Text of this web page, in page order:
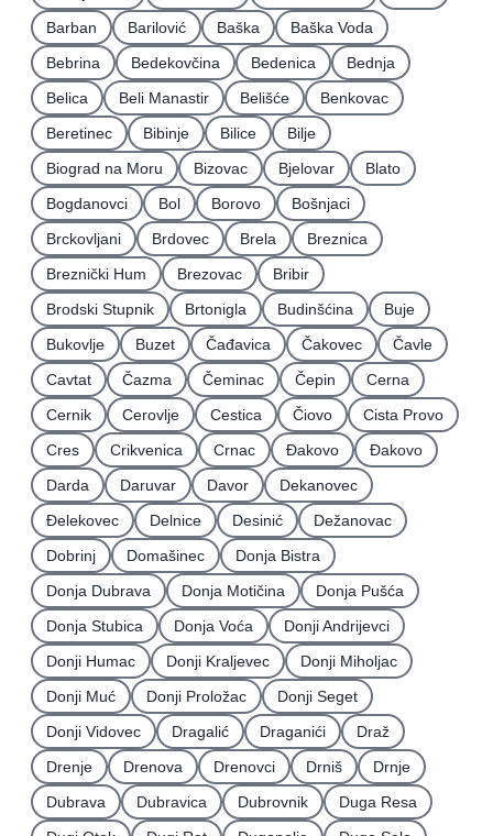
Barban
Barilović Baška
Baška Voda
Bebrina
Bedekovčina Bedenica
Bednja
Belica
Beli Manastir Belišće
Benkovac
Beretinec
Bibinje Bilice
Bilje
Biograd na Moru
Bizovac Bjelovar
Blato
Bogdanovci
Bol Borovo
Bošnjaci
Brckovljani
Brdovec Brela
Breznica
Breznički Hum
Brezovac
Bribir
Brodski Stupnik
Brtonigla Budinšćina
Buje
Bukovlje
Buzet Čađavica Čakovec
Čavle
Cavtat
Čazma Čeminac Čepin
Cerna
Cernik
Cerovlje Cestica Čiovo
Cista Provo
Cres
Crikvenica Crnac Đakovo
Ðakovo
Darda
Daruvar Davor
Dekanovec
Ðelekovec
Delnice Desinić
Dežanovac
Dobrinj
Domašinec
Donja Bistra
Donja Dubrava
Donja Motičina
Donja Pušća
Donja Stubica
Donja Voća
Donji Andrijevci
Donji Humac
Donji Kraljevec
Donji Miholjac
Donji Muć
Donji Proložac
Donji Seget
Donji Vidovec
Dragalić Draganići
Draž
Drenje
Drenova Drenovci Drniš
Drnje
Dubrava
Dubravica Dubrovnik
Duga Resa